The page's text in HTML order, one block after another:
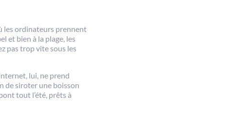
les ordinateurs prennent
et bien à la plage, les
pas trop vite sous les
lui, ne prend
de siroter une boisson
tout l’été, prêts à